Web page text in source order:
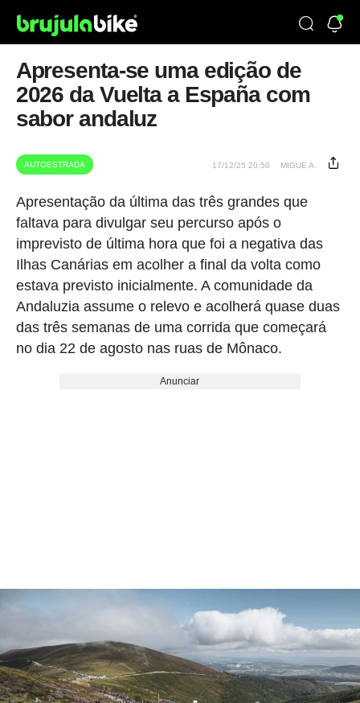
Apresenta-se uma edição de
2026 da Vuelta a España com
sabor andaluz
AUTOESTRADA 17/12/25 20:50 MIGUE A.
Apresentação da última das três grandes que
faltava para divulgar seu percurso após o
imprevisto de última hora que foi a negativa das
Ilhas Canárias em acolher a final da volta como
estava previsto inicialmente. A comunidade da
Andaluzia assume o relevo e acolherá quase duas
das três semanas de uma corrida que começará
no dia 22 de agosto nas ruas de Mônaco.
Anunciar